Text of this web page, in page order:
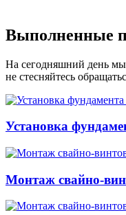
Выполненные
На сегодняшний день мы
не стесняйтесь
Установка
Монтаж свайно-